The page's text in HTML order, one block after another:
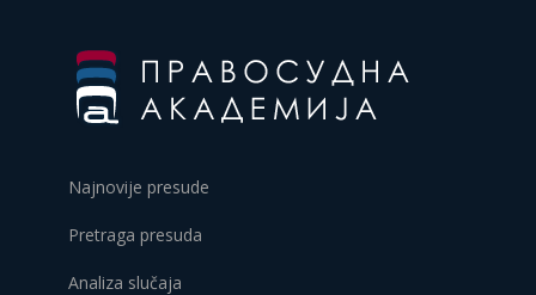
Najnovije presude
Pretraga presuda
Analiza slučaja